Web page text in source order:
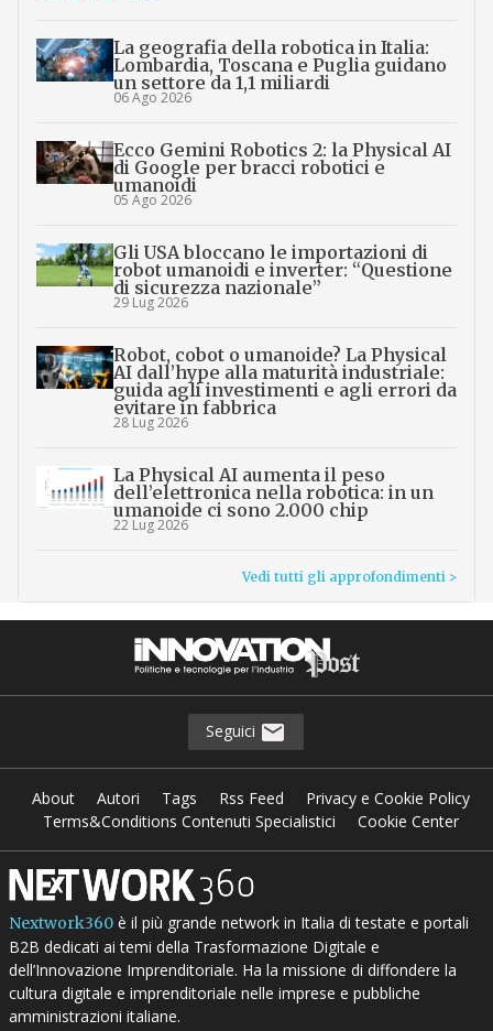
La geografia della robotica in Italia:
Lombardia, Toscana e Puglia guidano
un settore da 1,1 miliardi
06 Ago 2026
Ecco Gemini Robotics 2: la Physical AI
di Google per bracci robotici e
umanoidi
05 Ago 2026
Gli USA bloccano le importazioni di
robot umanoidi e inverter: “Questione
di sicurezza nazionale”
29 Lug 2026
Robot, cobot o umanoide? La Physical
AI dall’hype alla maturità industriale:
guida agli investimenti e agli errori da
evitare in fabbrica
28 Lug 2026
La Physical AI aumenta il peso
dell’elettronica nella robotica: in un
umanoide ci sono 2.000 chip
22 Lug 2026
Vedi tutti gli approfondimenti >
Seguici
About Autori Tags Rss Feed
Privacy e Cookie Policy
Terms&Conditions Contenuti Specialistici
Cookie Center
Nextwork360è il più grande network in Italia di testate e portali
B2B dedicati ai temi della Trasformazione Digitale e
dell’Innovazione Imprenditoriale. Ha la missione di diffondere la
cultura digitale e imprenditoriale nelle imprese e pubbliche
amministrazioni italiane.